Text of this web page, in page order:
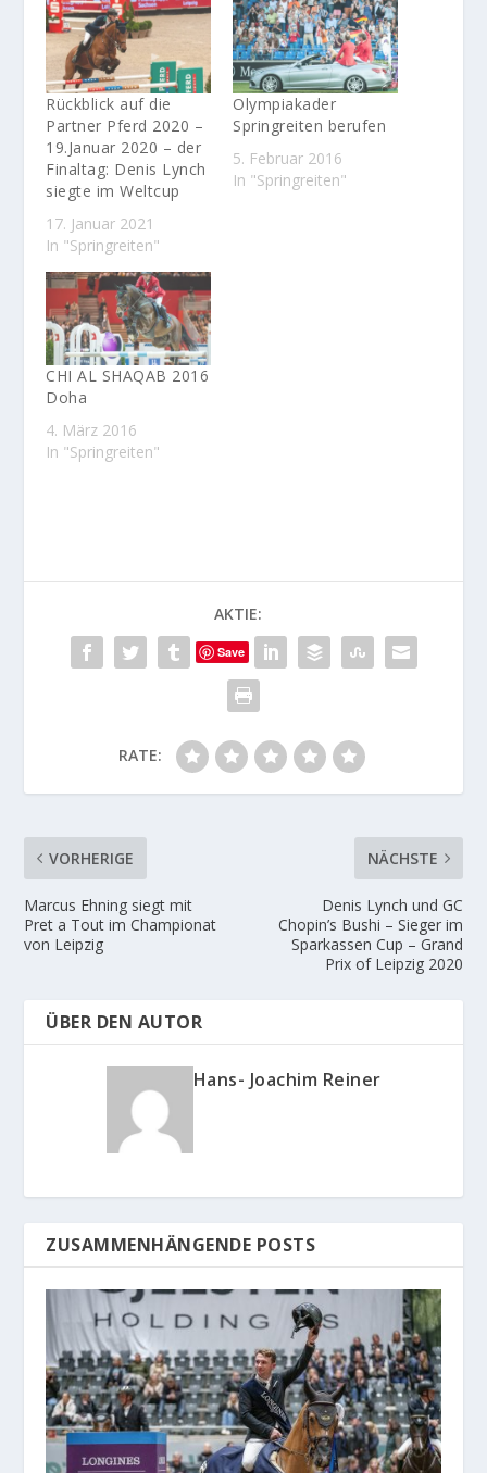
Rückblick auf die
Partner Pferd 2020 –
19.Januar 2020 – der
Finaltag: Denis Lynch
siegte im Weltcup
17. Januar 2021
In "Springreiten"
Olympiakader
Springreiten berufen
5. Februar 2016
In "Springreiten"
CHI AL SHAQAB 2016
Doha
4. März 2016
In "Springreiten"
AKTIE:
Save
RATE:
VORHERIGE
Marcus Ehning siegt mit
Pret a Tout im Championat
von Leipzig
NÄCHSTE
Denis Lynch und GC
Chopin’s Bushi – Sieger im
Sparkassen Cup – Grand
Prix of Leipzig 2020
ÜBER DEN AUTOR
Hans- Joachim Reiner
ZUSAMMENHÄNGENDE POSTS